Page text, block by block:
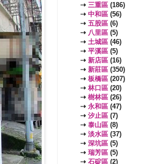
⇢ 三重區 (186)
⇢ 中和區 (56)
⇢ 五股區 (6)
⇢ 八里區 (5)
⇢ 土城區 (46)
⇢ 平溪區 (5)
⇢ 新店區 (16)
⇢ 新莊區 (350)
⇢ 板橋區 (207)
⇢ 林口區 (20)
⇢ 樹林區 (26)
⇢ 永和區 (47)
⇢ 汐止區 (7)
⇢ 泰山區 (8)
⇢ 淡水區 (37)
⇢ 深坑區 (5)
⇢ 瑞芳區 (5)
⇢ 石碇區 (2)